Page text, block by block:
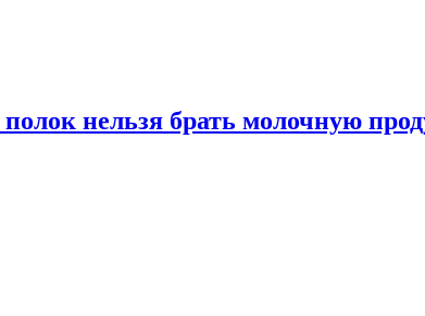
нельзя брать молочную